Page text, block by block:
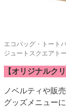
エコバッグ・トート
ジュートスクエアト
【オリジナルク
ノベルティや販
グッズメニュー